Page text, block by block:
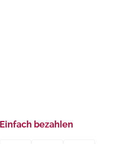
Einfach bezahlen